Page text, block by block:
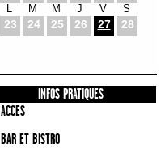
23
M
24
M
25
J
26
V
27
S
28
INFOS PRATIQUES
ACCES
BAR ET BISTRO